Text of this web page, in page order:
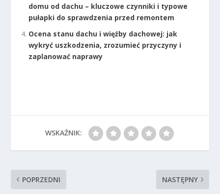
domu od dachu – kluczowe czynniki i typowe
pułapki do sprawdzenia przed remontem
Ocena stanu dachu i więźby dachowej: jak
wykryć uszkodzenia, zrozumieć przyczyny i
zaplanować naprawy
WSKAŹNIK:
POPRZEDNI NASTĘPNY